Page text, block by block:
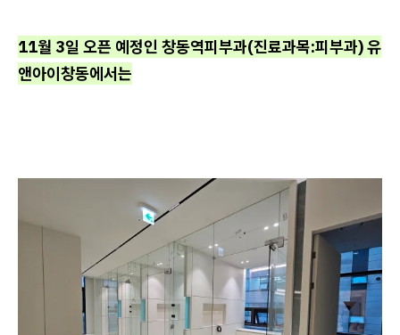
11월 3일 오픈 예정인 창동역피부과(진료과목:피부과) 유
앤아이창동에서는